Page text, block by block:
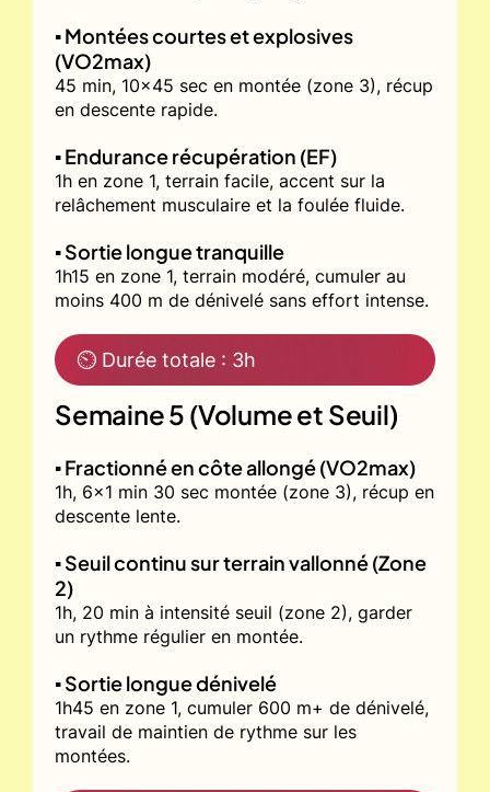
▪️ Montées courtes et explosives
(VO2max)
45 min, 10x45 sec en montée (zone 3), récup
en descente rapide.
▪️ Endurance récupération (EF)
1h en zone 1, terrain facile, accent sur la
relâchement musculaire et la foulée fluide.
▪️ Sortie longue tranquille
1h15 en zone 1, terrain modéré, cumuler au
moins 400 m de dénivelé sans effort intense.
⏲ Durée totale : 3h
Semaine 5 (Volume et Seuil)
▪️ Fractionné en côte allongé (VO2max)
1h, 6x1 min 30 sec montée (zone 3), récup en
descente lente.
▪️ Seuil continu sur terrain vallonné (Zone
2)
1h, 20 min à intensité seuil (zone 2), garder
un rythme régulier en montée.
▪️ Sortie longue dénivelé
1h45 en zone 1, cumuler 600 m+ de dénivelé,
travail de maintien de rythme sur les
montées.